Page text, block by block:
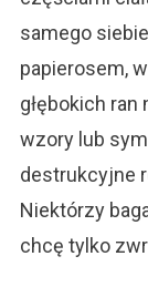
samego
papierosem,
głębokich
wzory lub
destrukcyjne
Niektórzy
chcę tylko